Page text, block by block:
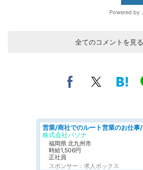
全てのコメントを見る
株式会社パソナ
福岡県 北九州市
時給1,506円
正社員
スポンサー：求人ボックス